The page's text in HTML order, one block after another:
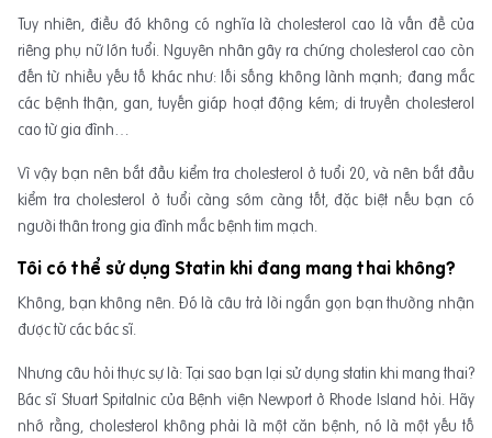
Tuy nhiên, điều đó không có nghĩa là cholesterol cao là vấn đề của
riêng phụ nữ lớn tuổi. Nguyên nhân gây ra chứng cholesterol cao còn
đến từ nhiều yếu tố khác như: lối sống không lành mạnh; đang mắc
các bệnh thận, gan, tuyến giáp hoạt động kém; di truyền cholesterol
cao từ gia đình…
Vì vậy bạn nên bắt đầu kiểm tra cholesterol ở tuổi 20, và nên bắt đầu
kiểm tra cholesterol ở tuổi càng sớm càng tốt, đặc biệt nếu bạn có
người thân trong gia đình mắc bệnh tim mạch.
Tôi có thể sử dụng Statin khi đang mang thai không?
Không, bạn không nên. Đó là câu trả lời ngắn gọn bạn thường nhận
được từ các bác sĩ.
Nhưng câu hỏi thực sự là: Tại sao bạn lại sử dụng statin khi mang thai?
Bác sĩ Stuart Spitalnic của Bệnh viện Newport ở Rhode Island hỏi. Hãy
nhớ rằng, cholesterol không phải là một căn bệnh, nó là một yếu tố